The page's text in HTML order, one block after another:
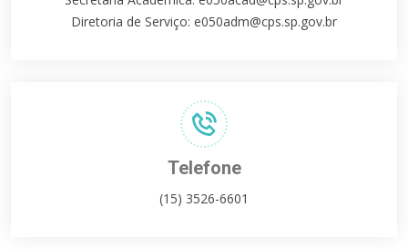
Diretoria de Serviço: e050adm@cps.sp.gov.br
Telefone
(15) 3526-6601